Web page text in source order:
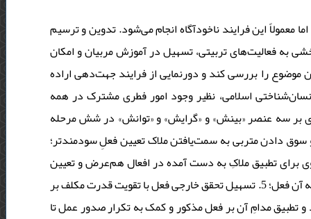
این فرایند ناخودآگاه انجام می‌شود. تدوین و ترسیم
به فعالیت‌های تربیتی، تسهیل در آموزش مربیان و امکان
را بررسی کند و دورنمایی از فرایند جهت‌دهی اراده
اسلامی، نظیر وجود امور فطری مشترک در همه
بر سه عنصر «بینش» و «گرایش» و «توانش» در شش مرحله
و سوق دادن متربی به سمت‌یافتن ملاک تعیین فعلِ سودمندتر؛
دستیابی به ملاک تعیین فعل سودمندتر؛ 3. کمک به وی برای تطبیق ملاکِ به دست آمده در افعال هم‌عرض و تعیین
فعل سودمندتر؛ 4. تسهیل صدور اراده با تقویت قدرت اراده و گرایش نسبت به آن فعل؛ 5. تسهیل تحقق خارجی فعل با تقویت قدرت مکلف بر
ملاک تعیین فعل سودمند و تطبیق مدامِ آن بر فعل مذکور و کمک به تکرار صدور عمل تا